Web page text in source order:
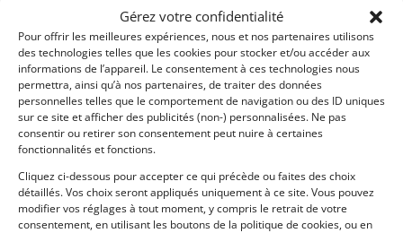
Gérez votre confidentialité
Pour offrir les meilleures expériences, nous et nos partenaires utilisons
des technologies telles que les cookies pour stocker et/ou accéder aux
informations de l’appareil. Le consentement à ces technologies nous
permettra, ainsi qu’à nos partenaires, de traiter des données
personnelles telles que le comportement de navigation ou des ID uniques
sur ce site et afficher des publicités (non-) personnalisées. Ne pas
consentir ou retirer son consentement peut nuire à certaines
fonctionnalités et fonctions.
Cliquez ci-dessous pour accepter ce qui précède ou faites des choix
détaillés. Vos choix seront appliqués uniquement à ce site. Vous pouvez
modifier vos réglages à tout moment, y compris le retrait de votre
consentement, en utilisant les boutons de la politique de cookies, ou en
Body: Fiberglass body in good condition showing no
signs of previous damage. The paint is also in very
good condition.
Motor: Lotus Twin Cam, Rebuilt by Arjay Engines.
One race weekend on the motorGearbox: Hewland
FT200. last rebuilt in Feb 2010, via GMT Racing with
New diff.
Suspension: The suspension was last servied in
February 2010 by GMT and only has one race
weekend of use since